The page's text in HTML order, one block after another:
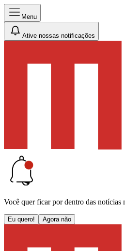
Menu
Ative nossas notificações
Você quer ficar por dentro das notícias
Eu quero! Agora não